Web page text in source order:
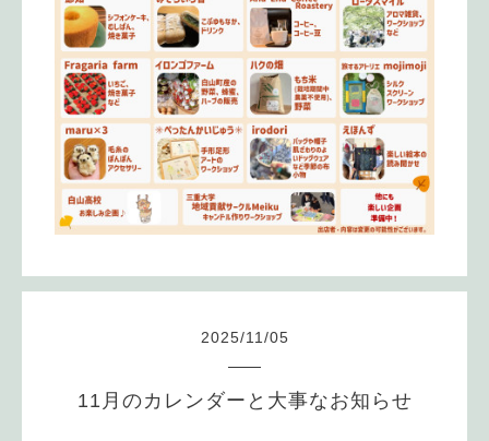
2025/11 /05
11月のカレンダーと大事なお知らせ